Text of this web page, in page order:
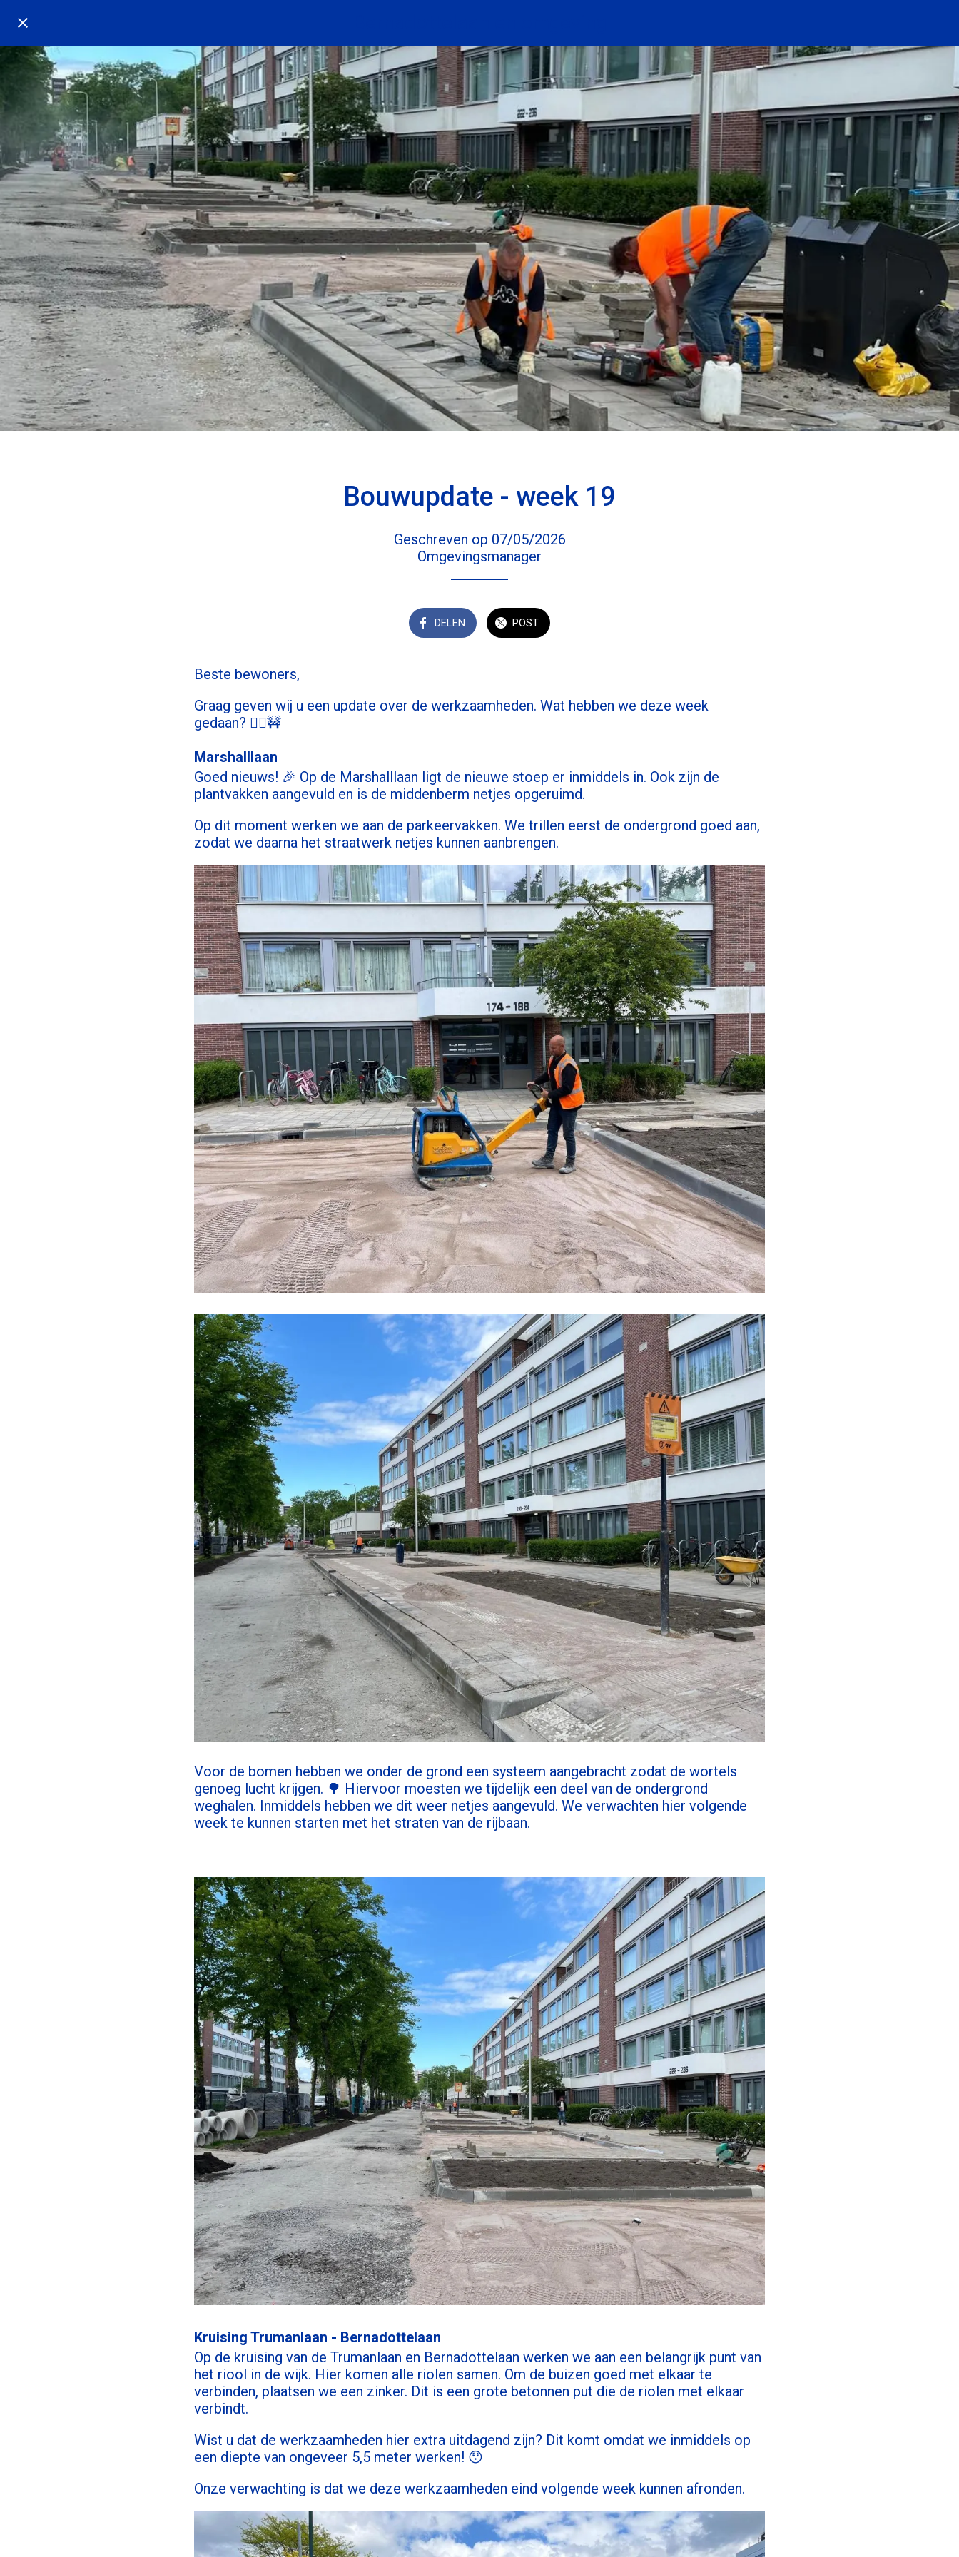
Bouwupdate - week 19
Geschreven op 07/05/2026
Omgevingsmanager
DELEN POST
Beste bewoners,
Graag geven wij u een update over de werkzaamheden. Wat hebben we deze week
gedaan? 👷‍♂️🚧
Marshalllaan
Goed nieuws! 🎉 Op de Marshalllaan ligt de nieuwe stoep er inmiddels in. Ook zijn de
plantvakken aangevuld en is de middenberm netjes opgeruimd.
Op dit moment werken we aan de parkeervakken. We trillen eerst de ondergrond goed aan,
zodat we daarna het straatwerk netjes kunnen aanbrengen.
Voor de bomen hebben we onder de grond een systeem aangebracht zodat de wortels
genoeg lucht krijgen. 🌳 Hiervoor moesten we tijdelijk een deel van de ondergrond
weghalen. Inmiddels hebben we dit weer netjes aangevuld. We verwachten hier volgende
week te kunnen starten met het straten van de rijbaan.
Kruising Trumanlaan - Bernadottelaan
Op de kruising van de Trumanlaan en Bernadottelaan werken we aan een belangrijk punt van
het riool in de wijk. Hier komen alle riolen samen. Om de buizen goed met elkaar te
verbinden, plaatsen we een zinker. Dit is een grote betonnen put die de riolen met elkaar
verbindt.
Wist u dat de werkzaamheden hier extra uitdagend zijn? Dit komt omdat we inmiddels op
een diepte van ongeveer 5,5 meter werken! 😯
Onze verwachting is dat we deze werkzaamheden eind volgende week kunnen afronden.